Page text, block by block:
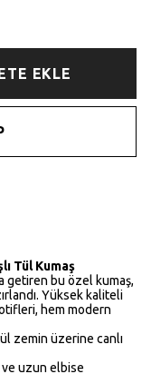
EKLE
Tül Kumaş
getiren bu özel kumaş,
Yüksek kaliteli
hem modern
zemin üzerine canlı
uzun elbise